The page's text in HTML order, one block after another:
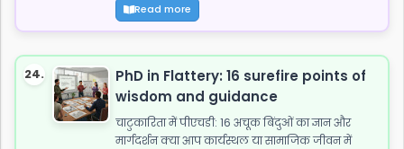
Read more
24.
PhD in Flattery: 16 surefire points of
wisdom and guidance
चाटुकारिता में पीएचडी: 16 अचूक बिंदुओं का ज्ञान और
मार्गदर्शन क्या आप कार्यस्थल या सामाजिक जीवन में